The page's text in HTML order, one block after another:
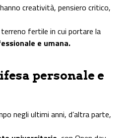
creatività, pensiero critico,
terreno fertile in cui portare la
e umana.
personale e
negli ultimi anni, d’altra parte,